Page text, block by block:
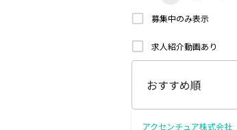
募集中のみ表示
求人紹介動画あり
アクセンチュア株式会社